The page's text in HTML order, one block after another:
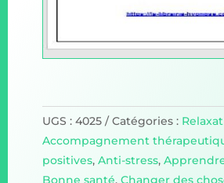
UGS : 4025 Catégories :
Accompagnement
positives, Anti-stress,
Bonne santé, Changer des